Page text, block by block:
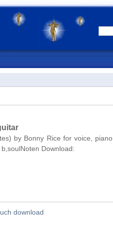
by Bonny Rice for voice, piano
Download:
download